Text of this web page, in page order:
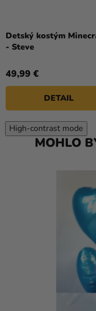
Detský kostým
- Steve
49,99 €
DETAIL
High-contrast mode
MOHLO